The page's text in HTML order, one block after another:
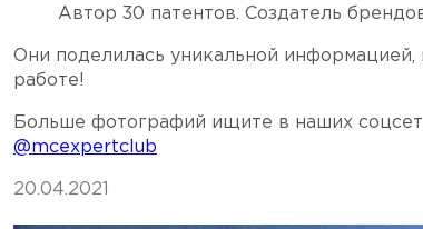
Автор 30 патентов. Создатель
Они поделилась уникальной
работе!
Больше фотографий ищите в наших
@mcexpertclub
20.04.2021